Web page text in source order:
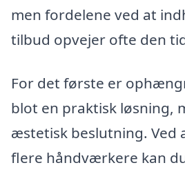
men fordelene ved at
tilbud opvejer ofte den
For det første er
blot en praktisk løsning,
æstetisk beslutning. Ved
flere håndværkere kan